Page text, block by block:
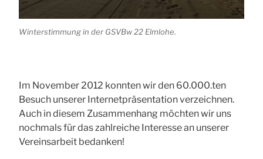
Winterstimmung in der GSVBw 22 Elmlohe.
Im November 2012 konnten wir den 60.000.ten
Besuch unserer Internetpräsentation verzeichnen.
Auch in diesem Zusammenhang möchten wir uns
nochmals für das zahlreiche Interesse an unserer
Vereinsarbeit bedanken!